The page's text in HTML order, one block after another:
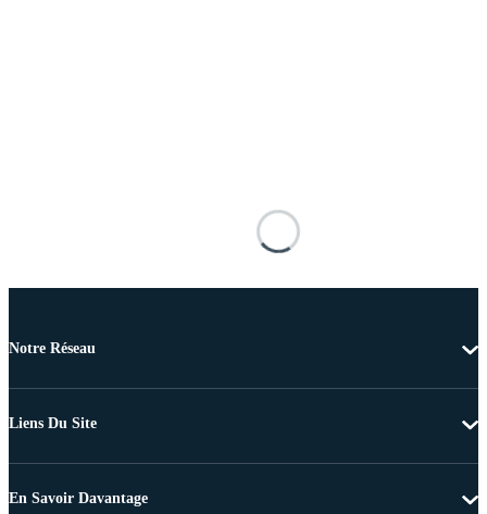
Notre Réseau
Liens Du Site
En Savoir Davantage